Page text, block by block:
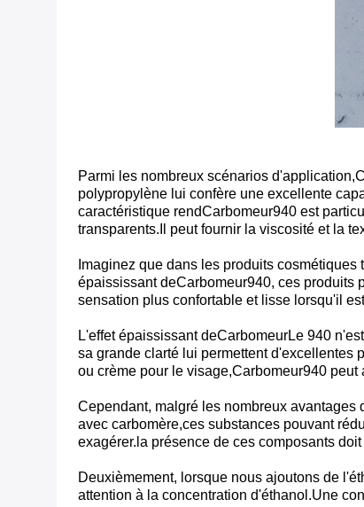
Parmi les nombreux scénarios d'application,
polypropylène lui confère une excellente
caractéristique rendCarbomeur940 est
transparents.Il peut fournir la viscosité et la
Imaginez que dans les produits
épaississant deCarbomeur940, ces produits
sensation plus confortable et lisse lorsqu'il
L'effet épaississant deCarbomeurLe 940
sa grande clarté lui permettent d'excellentes
ou crème pour le visage,Carbomeur940 peut
Cependant, malgré les nombreux avantages
avec carbomère,ces substances pouvant
exagérer.la présence de ces composants
Deuxièmement, lorsque nous ajoutons de
attention à la concentration d'éthanol.Une